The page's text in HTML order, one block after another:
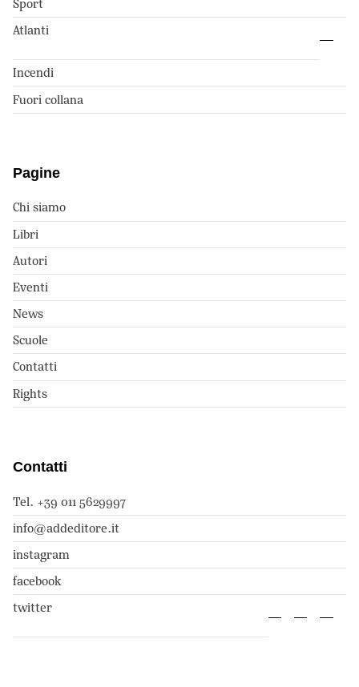
Sport
Atlanti
Incendi
Fuori collana
Pagine
Chi siamo
Libri
Autori
Eventi
News
Scuole
Contatti
Rights
Contatti
Tel. +39 011 5629997
info@addeditore.it
instagram
facebook
twitter